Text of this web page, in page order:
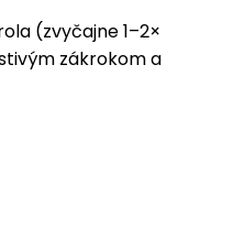
(zvyčajne 1–2×
zákrokom a